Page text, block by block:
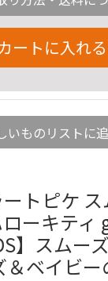
ートに入れる
いものリストに
トピケ
ーキティ
】スムー
＆ベイビ